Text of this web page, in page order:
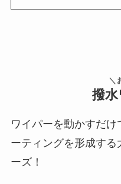
＼
撥
ワイパーを動かすだ
ーティングを形成する
ーズ！